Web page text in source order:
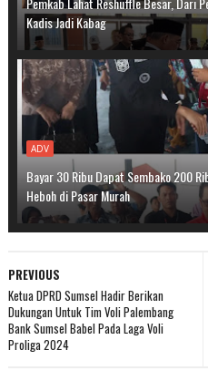
Kadis Jadi Kabag
ADV
Bayar 30 Ribu Dapat Sembako 200
Heboh di Pasar Murah
PREVIOUS
Ketua DPRD Sumsel Hadir Berikan
Dukungan Untuk Tim Voli Palembang
Bank Sumsel Babel Pada Laga Voli
Proliga 2024